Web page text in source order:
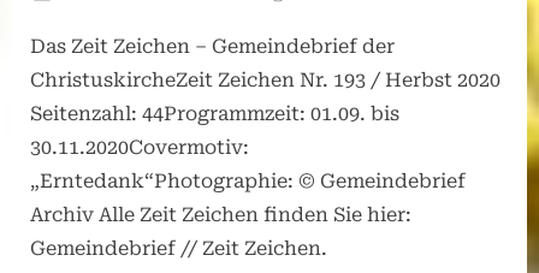
Das Zeit Zeichen – Gemeindebrief der
ChristuskircheZeit Zeichen Nr. 193 / Herbst 2020
Seitenzahl: 44Programmzeit: 01.09. bis
30.11.2020Covermotiv:
„Erntedank“Photographie: © Gemeindebrief
Archiv Alle Zeit Zeichen finden Sie hier:
Gemeindebrief // Zeit Zeichen.